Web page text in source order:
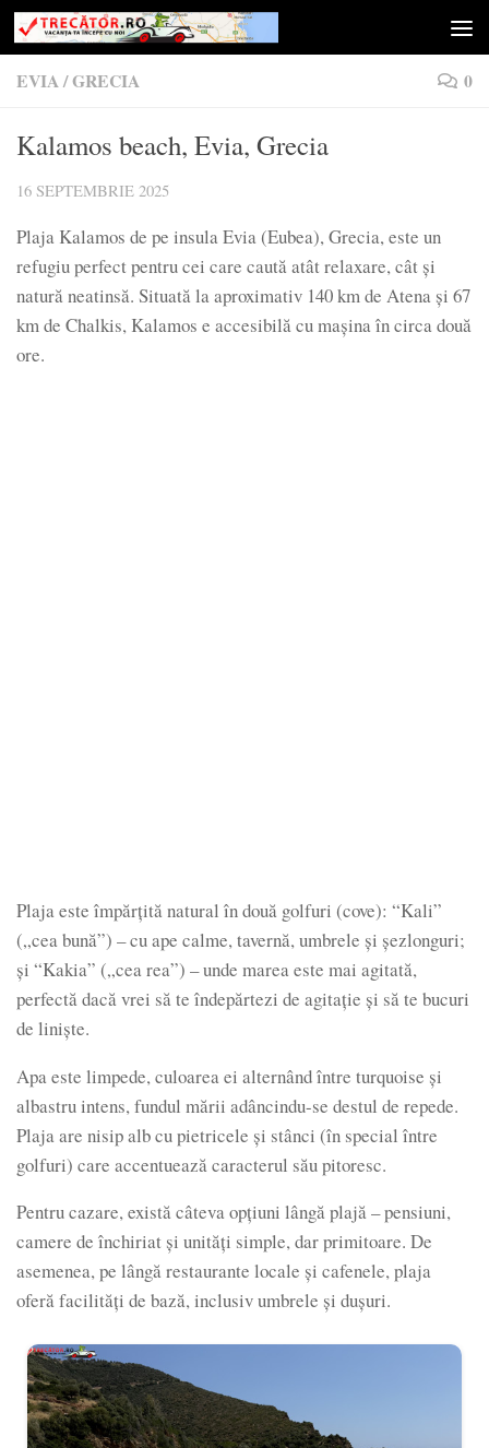
Skip to content
EVIA/GRECIA 0
Kalamos beach, Evia, Grecia
16 SEPTEMBRIE 2025
Plaja Kalamos de pe insula Evia (Eubea), Grecia, este un
refugiu perfect pentru cei care caută atât relaxare, cât și
natură neatinsă. Situată la aproximativ 140 km de Atena și 67
km de Chalkis, Kalamos e accesibilă cu mașina în circa două
ore.
Plaja este împărţită natural în două golfuri (cove): “Kali”
(„cea bună”) – cu ape calme, tavernă, umbrele și şezlonguri;
și “Kakia” („cea rea”) – unde marea este mai agitată,
perfectă dacă vrei să te îndepărtezi de agitaţie și să te bucuri
de liniște.
Apa este limpede, culoarea ei alternând între turquoise și
albastru intens, fundul mării adâncindu-se destul de repede.
Plaja are nisip alb cu pietricele și stânci (în special între
golfuri) care accentuează caracterul său pitoresc.
Pentru cazare, există câteva opțiuni lângă plajă – pensiuni,
camere de închiriat și unități simple, dar primitoare. De
asemenea, pe lângă restaurante locale și cafenele, plaja
oferă facilități de bază, inclusiv umbrele și dușuri.